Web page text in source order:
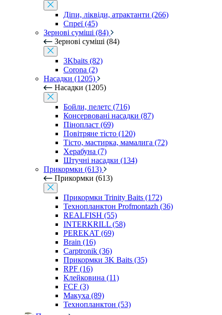
Діпи, ліквіди, атрактанти (266)
Спреї (45)
Зернові суміші (84)
Зернові суміші (84)
3Kbaits (82)
Corona (2)
Насадки (1205)
Насадки (1205)
Бойли, пелетс (716)
Консервовані насадки (87)
Пінопласт (69)
Повітряне тісто (120)
Тісто, мастирка, мамалига (72)
Херабуна (7)
Штучні насадки (134)
Прикормки (613)
Прикормки (613)
Прикормки Trinity Baits (172)
Технопланктон Profmontazh (36)
REALFISH (55)
INTERKRILL (58)
PEREKAT (69)
Brain (16)
Carptronik (36)
Прикормки 3K Baits (35)
RPF (16)
Клейковина (11)
FCF (3)
Макуха (89)
Технопланктон (53)